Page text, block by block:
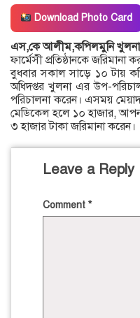
Download Photo Card
এস,কে আলীম,কপিলমুনি
ফার্মেসী প্রতিষ্ঠানকে জরিমানা
বুধবার সকাল সাড়ে ১০ টায়
অধিদপ্তর খুলনা এর উপ-
পরিচালনা করেন। এসময় মেয়াদ
মেডিকেল হলে ১০ হাজার, আপন
৩ হাজার টাকা জরিমানা করেন।
Leave a Reply
Comment *